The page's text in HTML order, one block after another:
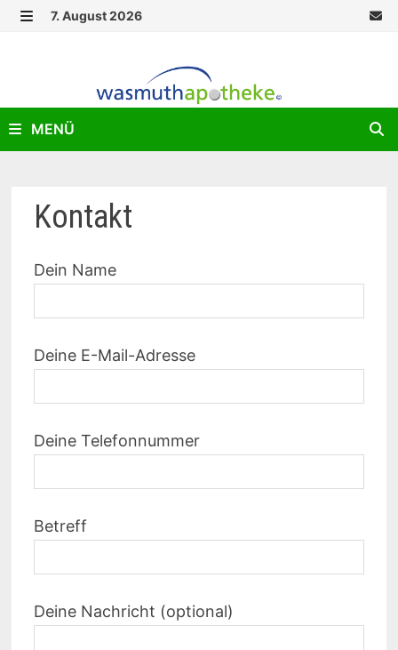
Zurück
7. August 2026
MENÜ
Kontakt
Dein Name
Deine E-Mail-Adresse
Deine Telefonnummer
Betreff
Deine Nachricht (optional)